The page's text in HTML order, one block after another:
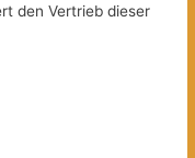
den Vertrieb dieser